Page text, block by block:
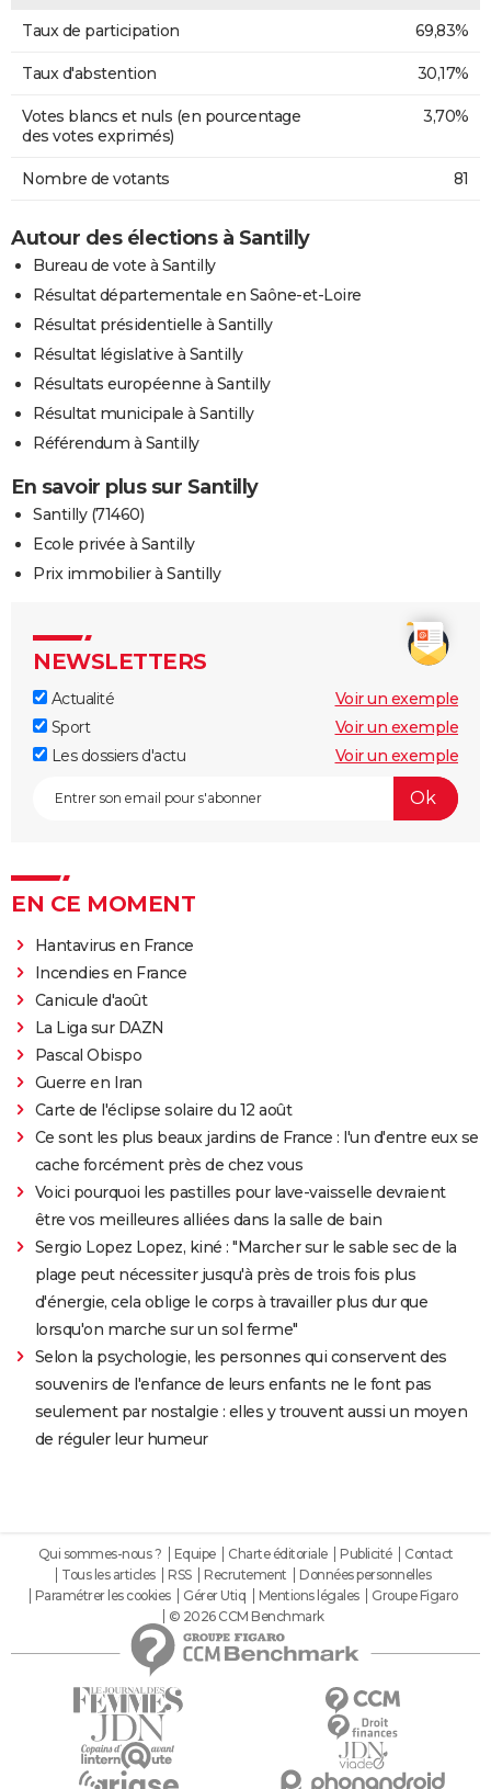
Taux de participation 69,83%
Taux d'abstention 30,17%
Votes blancs et nuls (en pourcentage
des votes exprimés)
3,70%
Nombre de votants 81
Autour des élections à Santilly
Bureau de vote à Santilly
Résultat départementale en Saône-et-Loire
Résultat présidentielle à Santilly
Résultat législative à Santilly
Résultats européenne à Santilly
Résultat municipale à Santilly
Référendum à Santilly
En savoir plus sur Santilly
Santilly (71460)
Ecole privée à Santilly
Prix immobilier à Santilly
NEWSLETTERS
Actualité
Voir un exemple
Sport
Voir un exemple
Les dossiers d'actu
Voir un exemple
EN CE MOMENT
Hantavirus en France
Incendies en France
Canicule d'août
La Liga sur DAZN
Pascal Obispo
Guerre en Iran
Carte de l'éclipse solaire du 12 août
Ce sont les plus beaux jardins de France : l'un d'entre eux se
cache forcément près de chez vous
Voici pourquoi les pastilles pour lave-vaisselle devraient
être vos meilleures alliées dans la salle de bain
Sergio Lopez Lopez, kiné : "Marcher sur le sable sec de la
plage peut nécessiter jusqu'à près de trois fois plus
d'énergie, cela oblige le corps à travailler plus dur que
lorsqu'on marche sur un sol ferme"
Selon la psychologie, les personnes qui conservent des
souvenirs de l'enfance de leurs enfants ne le font pas
seulement par nostalgie : elles y trouvent aussi un moyen
de réguler leur humeur
Qui sommes-nous ? Equipe Charte éditoriale Publicité
Contact
Tous les articles
RSS Recrutement
Données personnelles
Paramétrer les cookies
Gérer Utiq Mentions légales
Groupe Figaro
© 2026 CCM Benchmark